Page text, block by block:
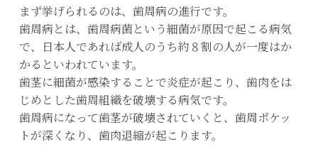
まず挙げられるのは、歯周病の進行です。
歯周病とは、歯周病菌という細菌が原因で起こる病気
で、日本人であれば成人のうち約８割の人が一度はか
かるといわれています。
歯茎に細菌が感染することで炎症が起こり、歯肉をは
じめとした歯周組織を破壊する病気です。
歯周病になって歯茎が破壊されていくと、歯周ポケッ
トが深くなり、歯肉退縮が起こります。